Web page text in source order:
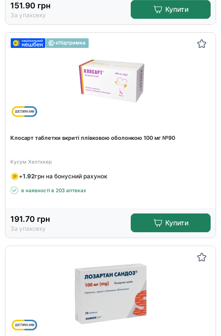
151.90 грн
За упаковку
Купити
Клосарт таблетки вкриті плівковою оболонкою 100 мг №90
Кусум Хелтхкер
+1.92грн на бонусний рахунок
в наявності в 203 аптеках
191.70 грн
За упаковку
Купити